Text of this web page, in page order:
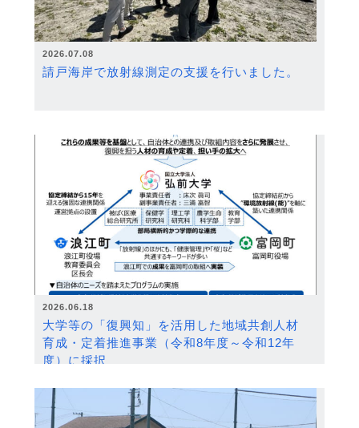
2026.07.08
請戸海岸で放射線測定の支援を行いました。
2026.06.18
大学等の「復興知」を活用した地域共創人材
育成・定着推進事業（令和8年度～令和12年
度）に採択